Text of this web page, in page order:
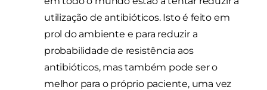
utilização de antibióticos. Isto é feito em
prol do ambiente e para reduzir a
probabilidade de resistência aos
antibióticos, mas também pode ser o
melhor para o próprio paciente, uma vez